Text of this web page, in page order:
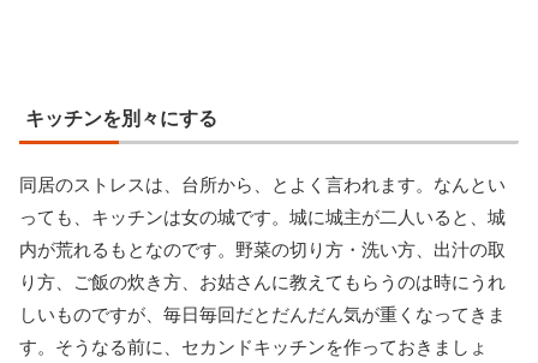
キッチンを別々にする
同居のストレスは、台所から、とよく言われます。なんとい
っても、キッチンは女の城です。城に城主が二人いると、城
内が荒れるもとなのです。野菜の切り方・洗い方、出汁の取
り方、ご飯の炊き方、お姑さんに教えてもらうのは時にうれ
しいものですが、毎日毎回だとだんだん気が重くなってきま
す。そうなる前に、セカンドキッチンを作っておきましょ